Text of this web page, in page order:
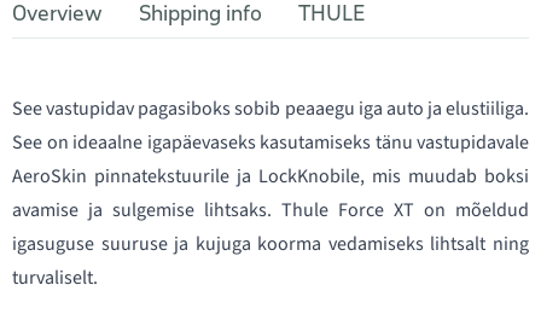
Overview
Shipping info THULE
See vastupidav pagasiboks sobib peaaegu iga auto ja elustiiliga.
See on ideaalne igapäevaseks kasutamiseks tänu vastupidavale
AeroSkin pinnatekstuurile ja LockKnobile, mis muudab boksi
avamise ja sulgemise lihtsaks. Thule Force XT on mõeldud
igasuguse suuruse ja kujuga koorma vedamiseks lihtsalt ning
turvaliselt.